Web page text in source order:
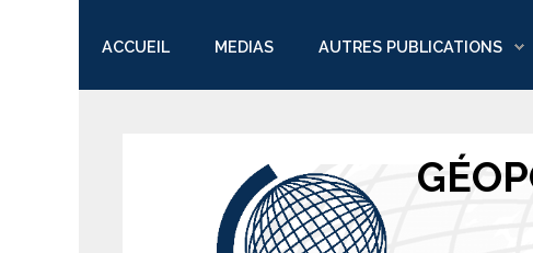
ACCUEIL MEDIAS AUTRES PUBLICATIONS